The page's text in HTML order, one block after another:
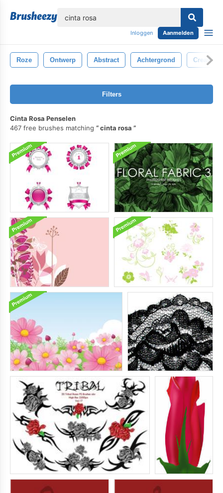
Inloggen Aanmelden
Roze Ontwerp Abstract Achtergrond Creatief
Filters
Cinta Rosa Penselen
467 free brushes matching
cinta rosa